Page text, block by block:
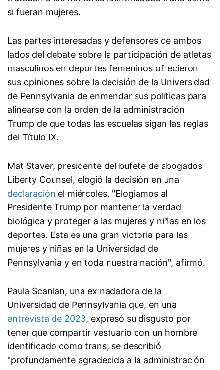
si fueran mujeres.
Las partes interesadas y defensores de ambos
lados del debate sobre la participación de atletas
masculinos en deportes femeninos ofrecieron
sus opiniones sobre la decisión de la Universidad
de Pennsylvania de enmendar sus políticas para
alinearse con la orden de la administración
Trump de que todas las escuelas sigan las reglas
del Título IX.
Mat Staver, presidente del bufete de abogados
Liberty Counsel, elogió la decisión en una
declaración el miércoles. "Elogiamos al
Presidente Trump por mantener la verdad
biológica y proteger a las mujeres y niñas en los
deportes. Esta es una gran victoria para las
mujeres y niñas en la Universidad de
Pennsylvania y en toda nuestra nación", afirmó.
Paula Scanlan, una ex nadadora de la
Universidad de Pennsylvania que, en una
entrevista de 2023, expresó su disgusto por
tener que compartir vestuario con un hombre
identificado como trans, se describió
"profundamente agradecida a la administración